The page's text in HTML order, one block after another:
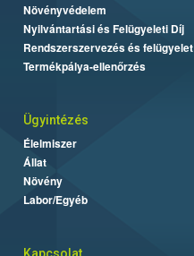
Növényvédelem
Nyilvántartási és Felügyeleti Díj
Rendszerszervezés és felügyelet
Termékpálya-ellenőrzés
Ügyintézés
Élelmiszer
Állat
Növény
Labor/Egyéb
Kapcsolat